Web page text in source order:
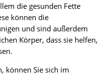
die gesunden Fette
können die
und sind außerdem
Körper, dass sie helfen,
können Sie sich im